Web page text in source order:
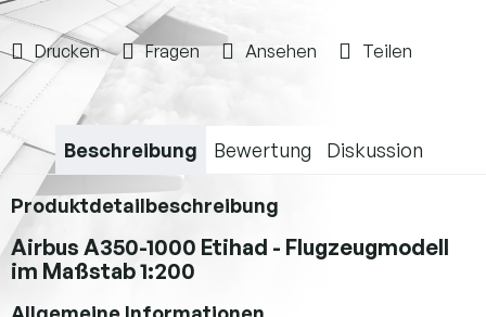
Drucken Fragen Ansehen Teilen
Beschreibung Bewertung Diskussion
Produktdetailbeschreibung
Airbus A350-1000 Etihad - Flugzeugmodell
im Maßstab 1:200
Allgemeine Informationen